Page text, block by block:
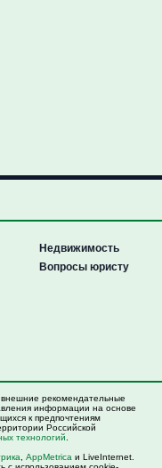
Недвижимость
Вопросы юристу
рекомендательные
информации на основе
к предпочтениям
Российской
технологий
AppMetrica и LiveInternet.